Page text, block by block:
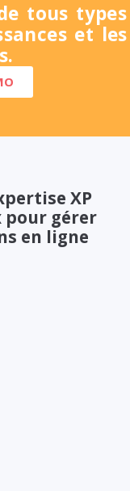
tous types
et les
XP
pour gérer
en ligne